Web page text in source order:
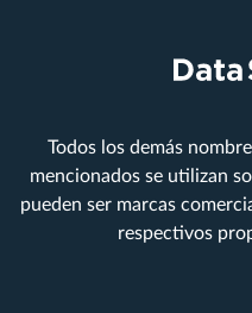
Todos los demás
mencionados se utilizan
pueden ser marcas
respectivos